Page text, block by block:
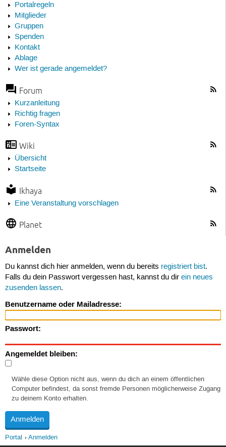
Portalregeln
Mitglieder
Gruppen
Spenden
Kontakt
Ablage
Wer ist gerade angemeldet?
Forum
Kurzanleitung
Richtig fragen
Foren-Syntax
Wiki
Übersicht
Startseite
Ikhaya
Eine Veranstaltung vorschlagen
Planet
Anmelden
Du kannst dich hier anmelden, wenn du bereits registriert bist.
Falls du dein Passwort vergessen hast, kannst du dir ein neues
zusenden lassen.
Benutzername oder Mailadresse:
Passwort:
Angemeldet bleiben:
Wähle diese Option nicht aus, wenn du dich an einem öffentlichen
Computer befindest, da sonst fremde Personen möglicherweise Zugang
zu deinem Konto erhalten.
Portal Anmelden